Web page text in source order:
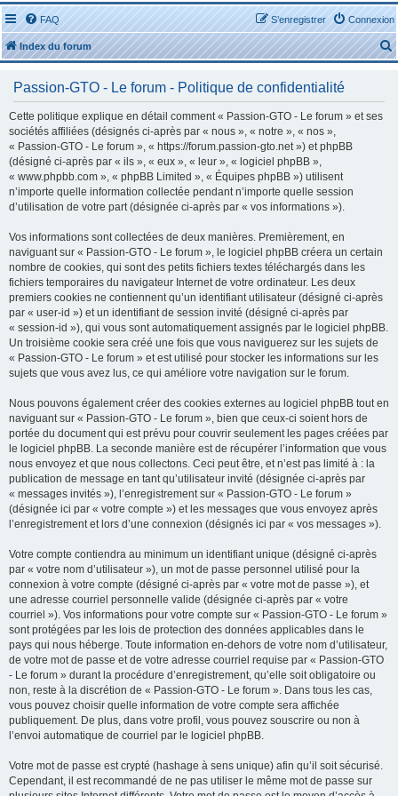
FAQ Connexion
S’enregistrer
Index du forum
e
Passion-GTO - Le forum - Politique de confidentialité
Cette politique explique en détail comment « Passion-GTO - Le forum » et ses
sociétés affiliées (désignés ci-après par « nous », « notre », « nos »,
« Passion-GTO - Le forum », « https://forum.passion-gto.net ») et phpBB
(désigné ci-après par « ils », « eux », « leur », « logiciel phpBB »,
« www.phpbb.com », « phpBB Limited », « Équipes phpBB ») utilisent
n’importe quelle information collectée pendant n’importe quelle session
d’utilisation de votre part (désignée ci-après par « vos informations »).
Vos informations sont collectées de deux manières. Premièrement, en
naviguant sur « Passion-GTO - Le forum », le logiciel phpBB créera un certain
nombre de cookies, qui sont des petits fichiers textes téléchargés dans les
fichiers temporaires du navigateur Internet de votre ordinateur. Les deux
premiers cookies ne contiennent qu’un identifiant utilisateur (désigné ci-après
par « user-id ») et un identifiant de session invité (désigné ci-après par
« session-id »), qui vous sont automatiquement assignés par le logiciel phpBB.
Un troisième cookie sera créé une fois que vous naviguerez sur les sujets de
« Passion-GTO - Le forum » et est utilisé pour stocker les informations sur les
sujets que vous avez lus, ce qui améliore votre navigation sur le forum.
Nous pouvons également créer des cookies externes au logiciel phpBB tout en
naviguant sur « Passion-GTO - Le forum », bien que ceux-ci soient hors de
portée du document qui est prévu pour couvrir seulement les pages créées par
le logiciel phpBB. La seconde manière est de récupérer l’information que vous
nous envoyez et que nous collectons. Ceci peut être, et n’est pas limité à : la
publication de message en tant qu’utilisateur invité (désignée ci-après par
« messages invités »), l’enregistrement sur « Passion-GTO - Le forum »
(désignée ici par « votre compte ») et les messages que vous envoyez après
l’enregistrement et lors d’une connexion (désignés ici par « vos messages »).
Votre compte contiendra au minimum un identifiant unique (désigné ci-après
par « votre nom d’utilisateur »), un mot de passe personnel utilisé pour la
connexion à votre compte (désigné ci-après par « votre mot de passe »), et
une adresse courriel personnelle valide (désignée ci-après par « votre
courriel »). Vos informations pour votre compte sur « Passion-GTO - Le forum »
sont protégées par les lois de protection des données applicables dans le
pays qui nous héberge. Toute information en-dehors de votre nom d’utilisateur,
de votre mot de passe et de votre adresse courriel requise par « Passion-GTO
- Le forum » durant la procédure d’enregistrement, qu’elle soit obligatoire ou
non, reste à la discrétion de « Passion-GTO - Le forum ». Dans tous les cas,
vous pouvez choisir quelle information de votre compte sera affichée
publiquement. De plus, dans votre profil, vous pouvez souscrire ou non à
l’envoi automatique de courriel par le logiciel phpBB.
Votre mot de passe est crypté (hashage à sens unique) afin qu’il soit sécurisé.
Cependant, il est recommandé de ne pas utiliser le même mot de passe sur